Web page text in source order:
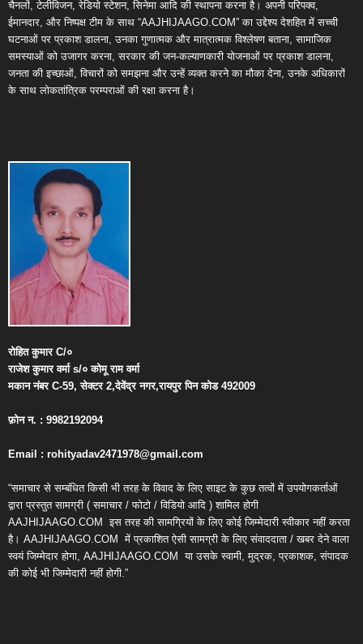
चैनलों, टेलीविजन, रेडियो स्टेशन, सिनेमा आदि की स्थापना करना है। अपनी परिपक्व,
ईमानदार, और निष्पक्ष टीम के साथ “AAJHIJAAGO.COM” का उद्देश्य देशहित में सच्ची
घटनाओं पर प्रकाश डालना, उनका गुणात्मक और मात्रात्मक विश्लेषण बताना, सामाजिक
समस्याओं को उजागर करना, सरकार की जन-कल्याणकारी योजनाओं पर प्रकाश डालना,
जनता की इच्छाओं, विचारों को समझना और उन्हें व्यक्त करने का मौका देना, उनके अधिकारों
के साथ लोकतांत्रिक परम्पराओं की रक्षा करना है।
रोहित कुमारC/०
राजेश कुमार वर्माs/० कोमू राम वर्मा
मकान नंबरC-59,सेक्टर2,देवेंद्र नगर,रायपुर पिन कोड492009
फ़ोन न. : 9982192094
Email : rohityadav2471978@gmail.com
“समाचार से सम्बंधित किसी भी तरह के विवाद के लिए साइट के कुछ तत्वों में उपयोगकर्ताओं
द्वारा प्रस्तुत सामग्री ( समाचार / फोटो / विडियो आदि ) शामिल होगी
AAJHIJAAGO.COM इस तरह की सामग्रियों के लिए कोई जिम्मेदारी स्वीकार नहीं करता
है। AAJHIJAAGO.COM में प्रकाशित ऐसी सामग्री के लिए संवाददाता / खबर देने वाला
स्वयं जिम्मेदार होगा, AAJHIJAAGO.COM या उसके स्वामी, मुद्रक, प्रकाशक, संपादक
की कोई भी जिम्मेदारी नहीं होगी.”